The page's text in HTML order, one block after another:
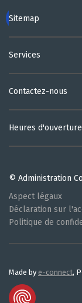
Sitemap
Services
Contactez-nous
Heures
© Administration
Aspect légaux
Déclaration sur
Politique de
Made by e-connect,